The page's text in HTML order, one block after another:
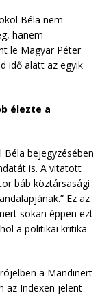
Béla nem
hanem
le Magyar Péter
idő alatt az egyik
élezte a
bejegyzésében
is. A vitatott
báb köztársasági
Ez az
sokan éppen ezt
a politikai kritika
a Mandinert
az Indexen jelent